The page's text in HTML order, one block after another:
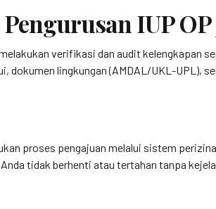
IUP
verifikasi dan audit kelengkapan
dokumen lingkungan (AMDAL/UKL-UPL),
proses pengajuan melalui sistem
tidak berhenti atau tertahan tanpa